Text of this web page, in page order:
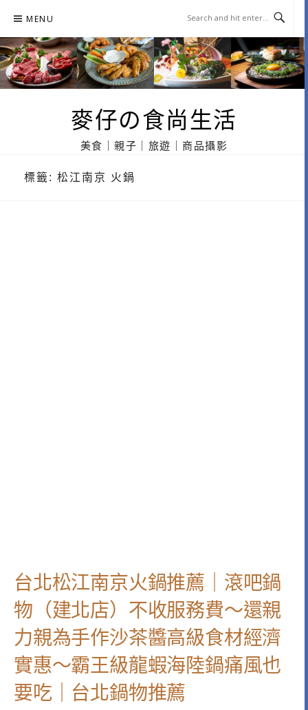
content
MENU
麥仔の食尚生活
美食｜親子｜旅遊｜商品攝影
標籤: 松江南京 火鍋
台北松江南京火鍋推薦｜滾吧鍋
物（建北店）不收服務費～還親
力親為手作沙茶醬高級食材經濟
實惠～霸王級龍蝦海陸鍋痛風也
要吃｜台北鍋物推薦